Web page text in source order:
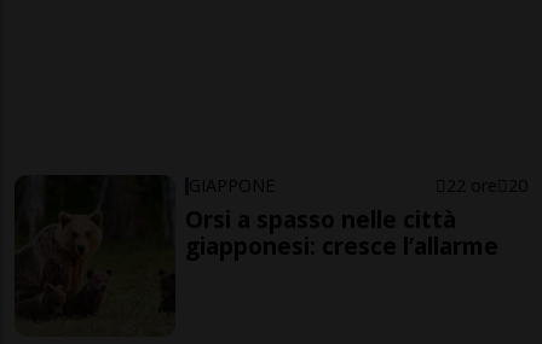
GIAPPONE 22 ore 20
Orsi a spasso nelle città
giapponesi: cresce l’allarme